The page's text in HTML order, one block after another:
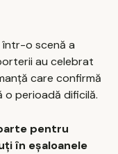
într-o scenă a
au celebrat
care confirmă
o perioadă dificilă.
pentru
în eșaloanele